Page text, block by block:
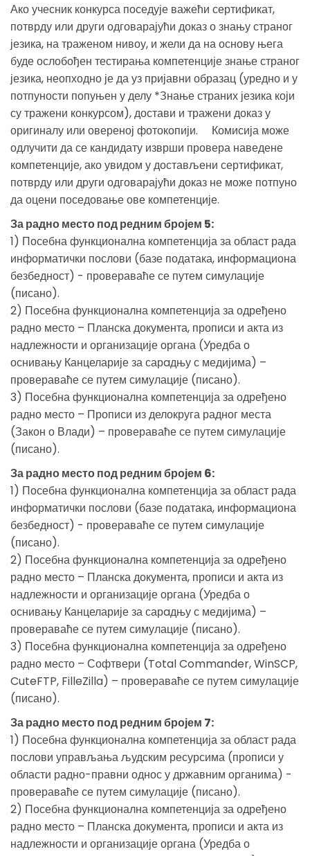
Ако учесник конкурса поседује важећи сертификат,
потврду или други одговарајући доказ о знању страног
језика, на траженом нивоу, и жели да на основу њега
буде ослобођен тестирања компетенције знање страног
језика, неопходно је да уз пријавни образац (уредно и у
потпуности попуњен у делу *Знање страних језика који
су тражени конкурсом), достави и тражени доказ у
оригиналу или овереној фотокопији. Комисија може
одлучити да се кандидату изврши провера наведене
компетенције, ако увидом у достављени сертификат,
потврду или други одговарајући доказ не може потпуно
да оцени поседовање ове компетенције.
За радно место под редним бројем 5:
1) Посебна функционална компетенција за област рада
информатички послови (базе података, информациона
безбедност) - провераваће се путем симулације
(писано).
2) Посебна функционална компетенција за одређено
радно место – Планска документа, прописи и акта из
надлежности и организације органа (Уредба о
оснивању Канцеларије за сарaдњу с медијима) –
провераваће се путем симулације (писано).
3) Посебна функционална компетенција за одређено
радно место – Прописи из делокруга радног места
(Закон о Влади) – провераваће се путем симулације
(писано).
За радно место под редним бројем 6:
1) Посебна функционална компетенција за област рада
информатички послови (базе података, информациона
безбедност) - провераваће се путем симулације
(писано).
2) Посебна функционална компетенција за одређено
радно место – Планска документа, прописи и акта из
надлежности и организације органа (Уредба о
оснивању Канцеларије за сарaдњу с медијима) –
провераваће се путем симулације (писано).
3) Посебна функционална компетенција за одређено
радно место – Софтвери (Total Commander, WinSCP,
CuteFTP, FilleZilla) – провераваће се путем симулације
(писано).
За радно место под редним бројем 7:
1) Посебна функционална компетенција за област рада
послови управљања људским ресурсима (прописи у
области радно-правни однос у државним органима) -
провераваће се путем симулације (писано).
2) Посебна функционална компетенција за одређено
радно место – Планска документа, прописи и акта из
надлежности и организације органа (Уредба о